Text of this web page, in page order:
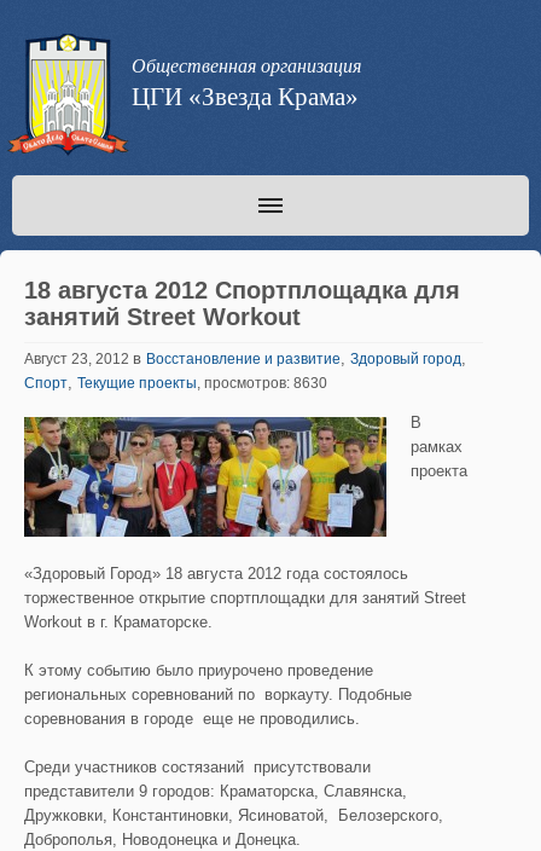
Общественная организация
ЦГИ «Звезда Крама»
18 августа 2012 Спортплощадка для
занятий Street Workout
Август 23, 2012 в Восстановление и развитие, Здоровый город,
Спорт, Текущие проекты, просмотров: 8630
В
рамках
проекта
«Здоровый Город» 18 августа 2012 годасостоялось
торжественное открытие спортплощадки для занятий Street
Workout в г. Краматорске.
К этому событию было приурочено проведение
региональных соревнований по воркауту. Подобные
соревнования в городе еще не проводились.
Среди участников состязаний присутствовали
представители 9 городов: Краматорска, Славянска,
Дружковки, Константиновки, Ясиноватой, Белозерского,
Доброполья, Новодонецка и Донецка.